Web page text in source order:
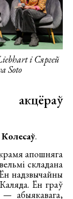
і Сяргей
Soto
.
апошняга
складана
Ён надзвычайны
Ён граў
абыякавага,